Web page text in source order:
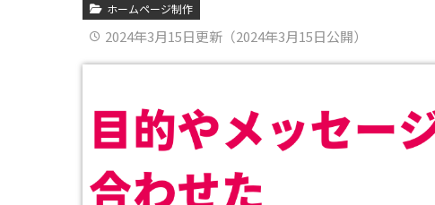
ホームページ制作
2024年3月15日更新（2024年3月15日公開）